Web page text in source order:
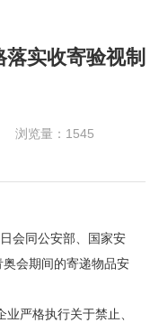
实收寄验视制
浏览量：1545
会同公安部、国家安
会期间的寄递物品安
严格执行关于禁止、